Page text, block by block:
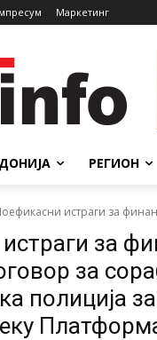
Маркетинг
РЕГИОН
истраги за
за
за
полиција